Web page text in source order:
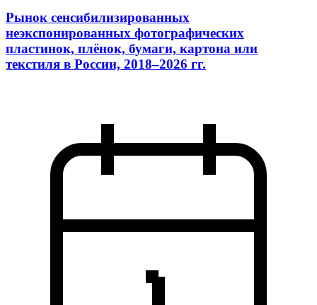
Рынок сенсибилизированных
неэкспонированных фотографических
пластинок, плёнок, бумаги, картона или
текстиля в России, 2018–2026 гг.